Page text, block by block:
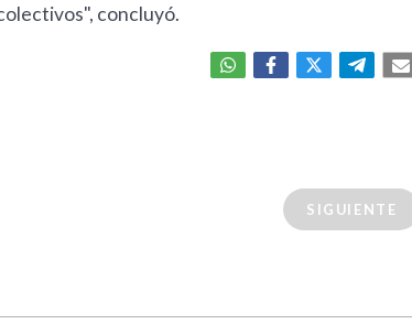
concluyó.
SIGUIENTE